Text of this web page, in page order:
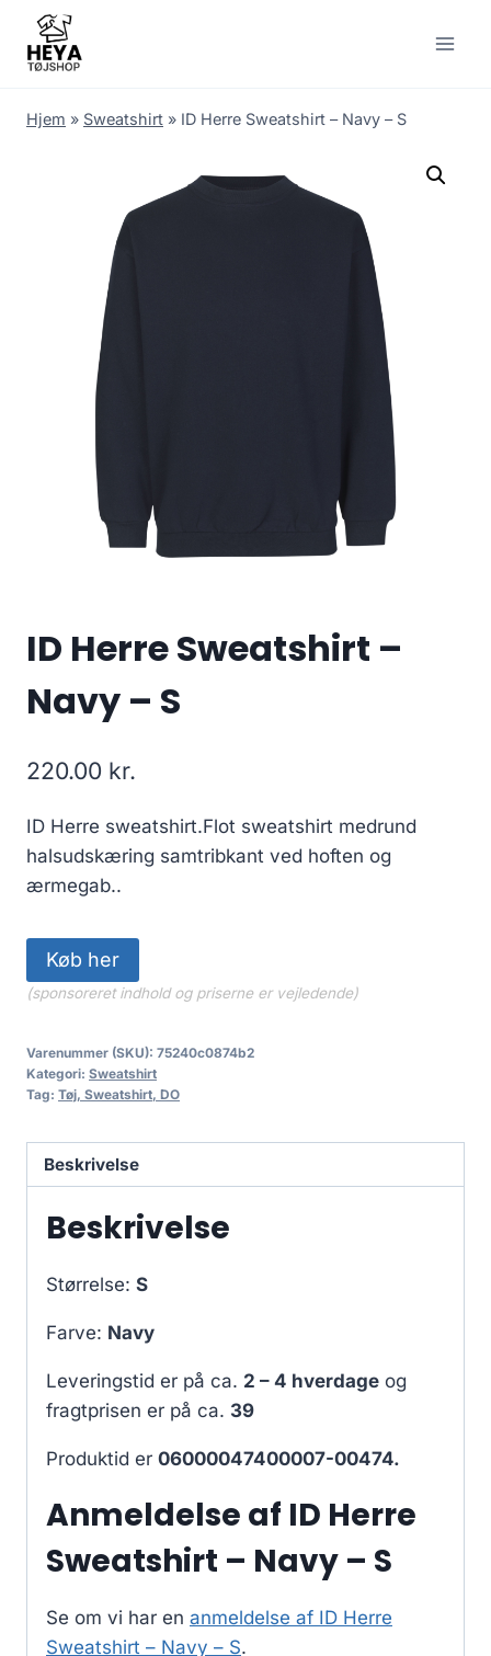
content
Hjem » Sweatshirt » ID Herre Sweatshirt – Navy – S
ID Herre Sweatshirt –
Navy – S
220.00 kr.
ID Herre sweatshirt.Flot sweatshirt medrund
halsudskæring samtribkant ved hoften og
ærmegab..
Køb her
(sponsoreret indhold og priserne er vejledende)
Varenummer (SKU): 75240c0874b2
Kategori: Sweatshirt
Tag: Tøj, Sweatshirt, DO
Beskrivelse
Beskrivelse
Størrelse: S
Farve: Navy
Leveringstid er på ca. 2 – 4 hverdage og
fragtprisen er på ca. 39
Produktid er 06000047400007-00474.
Anmeldelse af ID Herre
Sweatshirt – Navy – S
Se om vi har en anmeldelse af ID Herre
Sweatshirt – Navy – S.